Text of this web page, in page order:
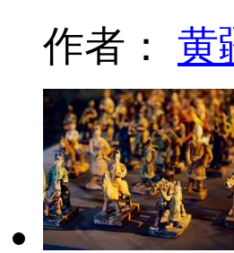
作者： 黄